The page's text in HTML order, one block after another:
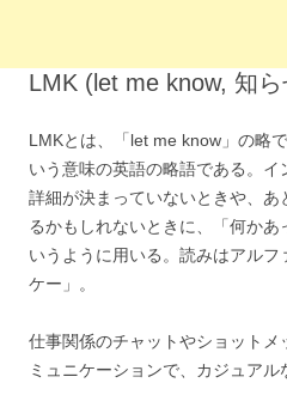
LMK (let me know, 知
LMKとは、「let me know」の略
いう意味の英語の略語である。
詳細が決まっていないときや、あ
るかもしれないときに、「何か
いうように用いる。読みはアル
ケー」。
仕事関係のチャットやショットメ
ミュニケーションで、カジュアル